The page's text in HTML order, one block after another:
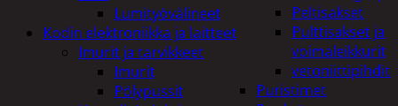
Peltisakset
Pulttisakset ja
voimaleikkurit
vetoniittipihdit
Puristimet
Lumityövälineet
Kodin elektroniikka ja laitteet
Imurit ja tarvikkeet
Imurit
Pölypussit